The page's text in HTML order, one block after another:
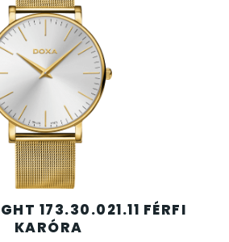
173.30.021.11 FÉRFI
KARÓRA